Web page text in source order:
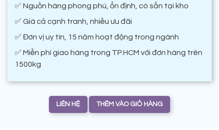
✅ Nguồn hàng phong phú, ổn định, có sẵn tại kho
✅ Giá cả cạnh tranh, nhiều ưu đãi
✅ Đơn vị uy tín, 15 năm hoạt động trong ngành
✅ Miễn phí giao hàng trong TP.HCM với đơn hàng trên
1500kg
LIÊN HỆ THÊM VÀO GIỎ HÀNG